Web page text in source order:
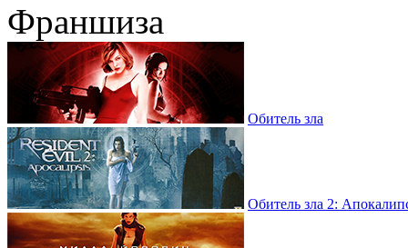
Франшиза
Обитель зла
Обитель зла 2: